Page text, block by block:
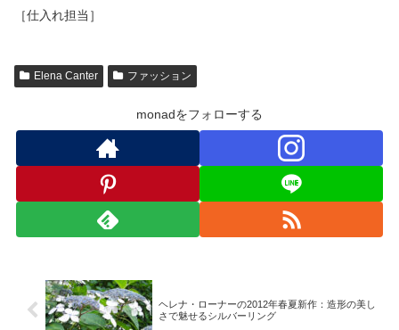
［仕入れ担当］
Elena Canter ファッション
monadをフォローする
ヘレナ・ローナーの2012年春夏新作：造形の美し
さで魅せるシルバーリング